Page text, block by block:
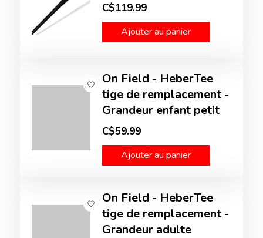
C$119.99
Ajouter au panier
On Field - HeberTee
tige de remplacement -
Grandeur enfant petit
C$59.99
Ajouter au panier
On Field - HeberTee
tige de remplacement -
Grandeur adulte